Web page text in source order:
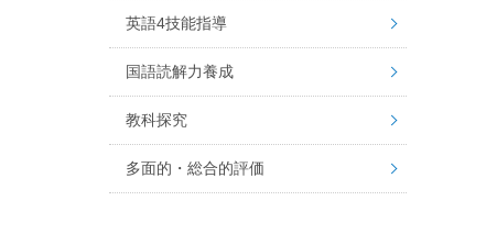
英語4技能指導
国語読解力養成
教科探究
多面的・総合的評価